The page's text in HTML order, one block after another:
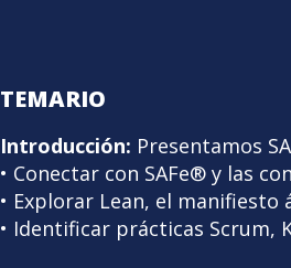
TEMARIO
Introducción: Presentamos
• Conectar con SAFe® y las
• Explorar Lean, el
• Identificar prácticas Scrum,